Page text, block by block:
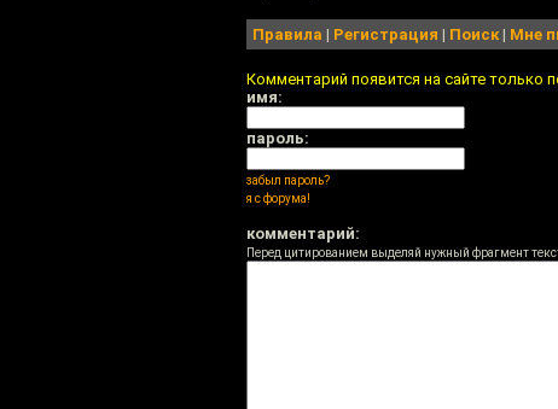
Правила | Регистрация | Поиск| Мне
Комментарий появится на сайте только
имя:
пароль:
забыл пароль?
я с форума!
комментарий:
Перед цитированием выделяй нужный фрагмент